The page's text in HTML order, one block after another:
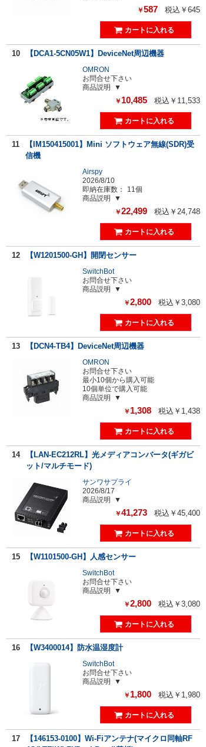
￥587 税込￥645
10 【DCA1-5CN05W1】DeviceNet周辺機器
OMRON
お問合せ下さい
商品説明
￥ 10,485 税込￥11,533
11
【IM150415001】Mini ソフトウェア無線(SDR)受
信機
Airspy
2026/8/10
即納在庫数：
11個
商品説明
￥22,499 税込￥24,748
12 【W1201500-GH】開閉センサー
SwitchBot
お問合せ下さい
商品説明
￥2,800 税込￥3,080
13 【DCN4-TB4】DeviceNet周辺機器
OMRON
お問合せ下さい
最小10個から購入可能
10個単位で購入可能
商品説明
￥ 1,308 税込￥1,438
14
【LAN-EC212RL】光メディアコンバータ(ギガビ
ット/マルチモード)
サンワサプライ
2026/8/17
商品説明
￥41,273 税込￥45,400
15 【W1101500-GH】人感センサー
SwitchBot
お問合せ下さい
商品説明
￥2,800 税込￥3,080
16 【W3400014】防水温湿度計
SwitchBot
お問合せ下さい
商品説明
￥ 1,800 税込￥1,980
17
【146153-0100】Wi-Fiアンテナ(マイクロ同軸RF